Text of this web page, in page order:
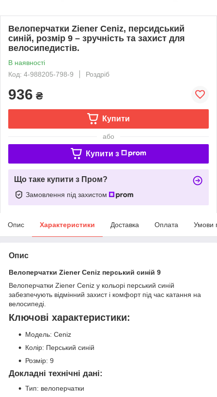
Велоперчатки Ziener Ceniz, персидський
синій, розмір 9 – зручність та захист для
велосипедистів.
В наявності
Код: 4-988205-798-9
Роздріб
936 ₴
Купити
або
Купити з
Що таке купити з Пром?
Замовлення під захистом
Опис Характеристики Доставка Оплата Умови
Опис
Велоперчатки Ziener Ceniz перський синій 9
Велоперчатки Ziener Ceniz у кольорі перський синій
забезпечують відмінний захист і комфорт під час катання на
велосипеді.
Ключові характеристики:
Модель: Ceniz
Колір: Перський синій
Розмір: 9
Докладні технічні дані:
Тип: велоперчатки